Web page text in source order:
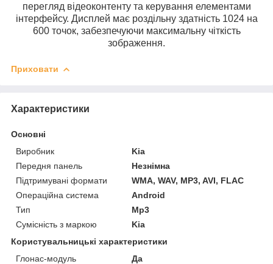
перегляд відеоконтенту та керування елементами
інтерфейсу. Дисплей має роздільну здатність 1024 на
600 точок, забезпечуючи максимальну чіткість
зображення.
Приховати
Характеристики
Основні
Виробник
Kia
Передня панель
Незнімна
Підтримувані формати
WMA, WAV, MP3, AVI, FLAC
Операційна система
Android
Тип
Mp3
Сумісність з маркою
Kia
Користувальницькі характеристики
Глонас-модуль
Да